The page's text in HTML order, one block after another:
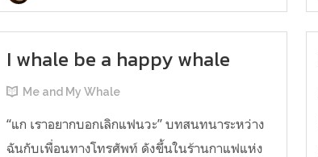
I whale be a happy whale
Me and My Whale
“แก เราอยากบอกเลิกแฟนวะ” บทสนทนาระหว่าง
ฉันกับเพื่อนทางโทรศัพท์ ดังขึ้นในร้านกาแฟแห่ง